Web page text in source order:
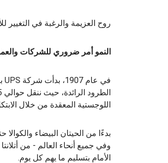
روح العزيمة والرغبة في التغيير
النمو أمر ضروري للشركات
اللوجستية المعقدة من خلال
بدءًا من الحيتان البيضاء
وفي جميع أنحاء العالم - من
الأمام بتسليم ما يهم كل يوم.